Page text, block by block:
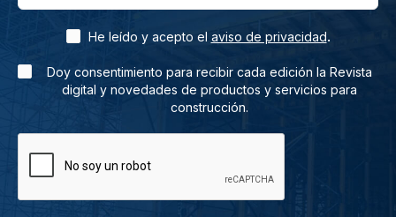
He leído y acepto el aviso de privacidad.
Doy consentimiento para recibir cada edición la Revista
digital y novedades de productos y servicios para
construcción.